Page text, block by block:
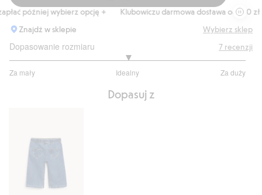
Body
później wybierz opcję + Klubowiczu darmowa dostawa od 150 zł
Znajdź w sklepie
Wybierz sklep
Dopasowanie rozmiaru
Za mały Idealny Za duży
na
7 recenzji
Dopasuj z